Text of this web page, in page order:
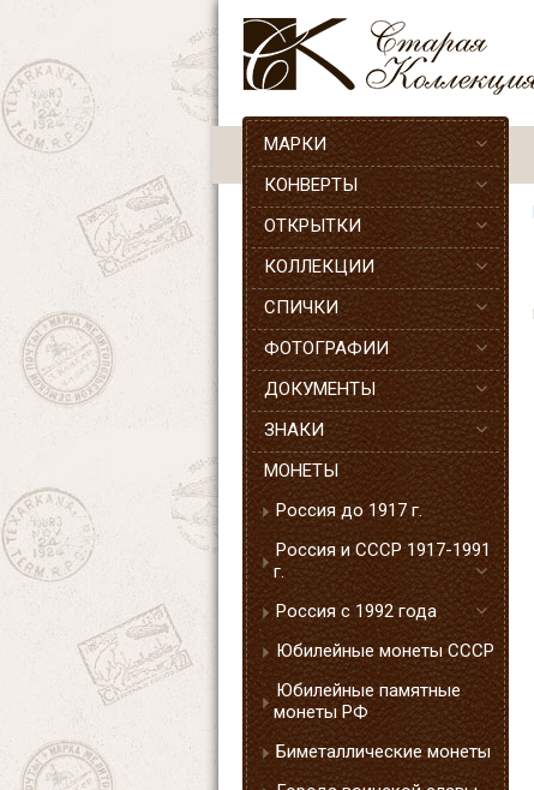
МАРКИ
КОНВЕРТЫ
ОТКРЫТКИ
КОЛЛЕКЦИИ
СПИЧКИ
ФОТОГРАФИИ
ДОКУМЕНТЫ
ЗНАКИ
МОНЕТЫ
Россия до 1917 г.
Россия и СССР 1917-1991
г.
Россия с 1992 года
Юбилейные монеты СССР
Юбилейные памятные
монеты РФ
Биметаллические монеты